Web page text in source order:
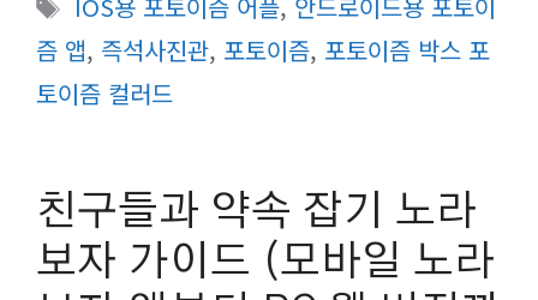
고
리
그
즘 앱, 즉석사진관, 포토이즘, 포토이즘 박스 포
토이즘 컬러드
친구들과 약속 잡기 노라
보자 가이드 (모바일 노라